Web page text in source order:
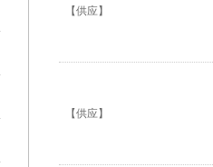
【供应】
【供应】